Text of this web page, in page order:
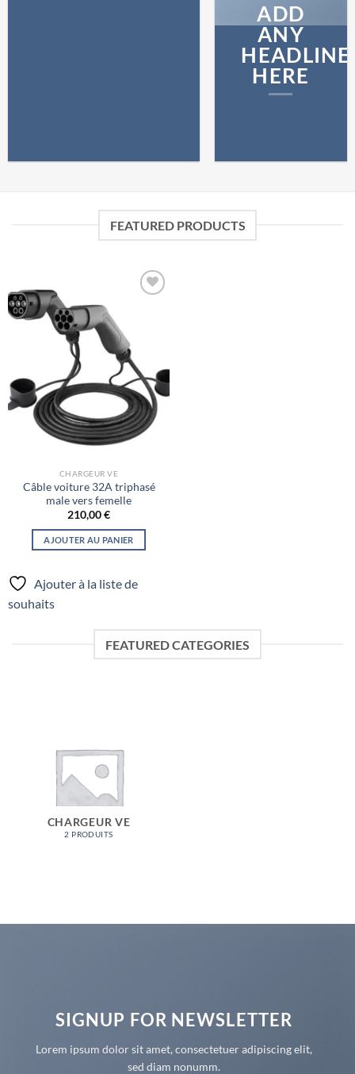
ADD
ANY
HEADLINE
HERE
FEATURED PRODUCTS
à la liste
souhaits
CHARGEUR VE
Câble voiture 32A triphasé
male vers femelle
210,00€
AJOUTER AU PANIER
Ajouter à la liste de
souhaits
FEATURED CATEGORIES
CHARGEUR VE
2 PRODUITS
SIGNUP FOR NEWSLETTER
Lorem ipsum dolor sit amet, consectetuer adipiscing elit,
sed diam nonumm.